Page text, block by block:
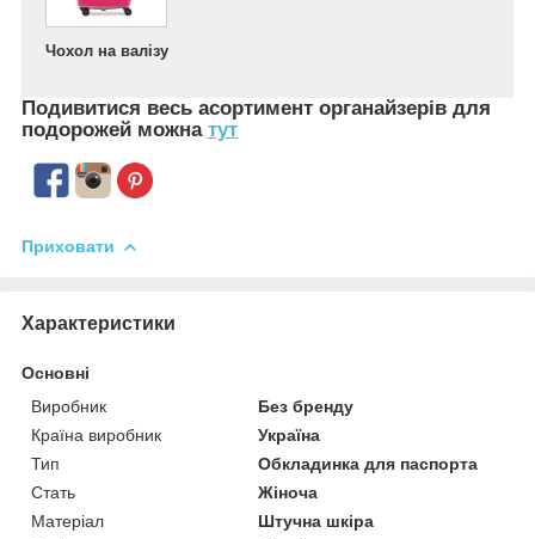
Чохол на валізу
Подивитися весь асортимент органайзерів для
подорожей можна тут
Приховати
Характеристики
Основні
Виробник
Без бренду
Країна виробник
Україна
Тип
Обкладинка для паспорта
Стать
Жіноча
Матеріал
Штучна шкіра